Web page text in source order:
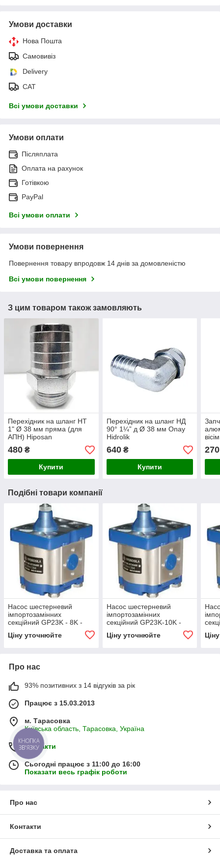
Умови доставки
Нова Пошта
Самовивіз
Delivery
САТ
Всі умови доставки
Умови оплати
Післяплата
Оплата на рахунок
Готівкою
PayPal
Всі умови оплати
Умови повернення
Повернення товару впродовж 14 днів за домовленістю
Всі умови повернення
З цим товаром також замовляють
Перехідник на шланг НТ
1" Ø 38 мм пряма (для
АПН) Hiposan
480 ₴
Купити
Перехідник на шланг НД
90° 1¼” д Ø 38 мм Onay
Hidrolik
640₴
Купити
270
Подібні товари компанії
Насос шестерневий
імпортозамінних
секційний GP23K - 8K -
Ціну уточнюйте
Насос шестерневий
імпортозамінних
секційний GP23K-10K -
Ціну уточнюйте
Про нас
93% позитивних з 14 відгуків за рік
Працює з 15.03.2013
м. Тарасовка
Київська область, Тарасовка, Україна
Контакти
Сьогодні працює з 11:00 до 16:00
Показати весь графік роботи
Про нас
Контакти
Доставка та оплата
КНОПКА
ЗВ'ЯЗКУ